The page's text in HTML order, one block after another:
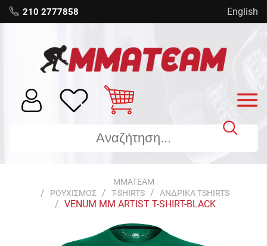
210 2777858 English
MMATEAM
ΡΟΥΧΙΣΜΟΣ
T-SHIRTS ΑΝΔΡΙΚΑ TSHIRTS
VENUM MM ARTIST T-SHIRT-BLACK